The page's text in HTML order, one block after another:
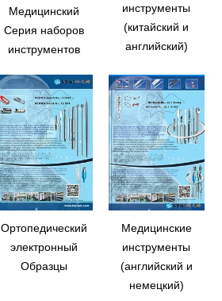
Медицинский
Серия наборов
инструментов
инструменты
(китайский и
английский)
Ортопедический
электронный
Образцы
Медицинские
инструменты
(английский и
немецкий)